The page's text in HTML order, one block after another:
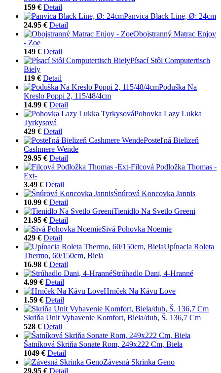
159 € Detail
Panvica Black Line, Ø: 24cm
24.95 € Detail
Obojstranný Matrac Enjoy
- Zoe
149 € Detail
Písací Stôl Computertisch
Biely
119 € Detail
Poduška Na
Kreslo Poppi 2, 115/48/4cm
14.99 € Detail
Pohovka Lazy Lukka
Tyrkysová
429 € Detail
Posteľná Bielizeň
Cashmere Wende
29.95 € Detail
Filcová Podložka Thomas -
Ext-
3.49 € Detail
Šnúrová Koncovka Jannis
10.99 € Detail
Tienidlo Na Svetlo Greeni
21.95 € Detail
Sivá Pohovka Noemie
429 € Detail
Upínacia Roleta
Thermo, 60/150cm, Biela
16.98 € Detail
Strúhadlo Dani, 4-Hranné
4.99 € Detail
Hrnček Na Kávu Love
1.59 € Detail
Skriňa Unit Vybavenie Komfort, Biela/dub, Š. 136,7 Cm
528 € Detail
Šatníková Skriňa Sonate Rom, 249x222 Cm, Biela
1049 € Detail
Závesná Skrinka Geno
29.95 € Detail